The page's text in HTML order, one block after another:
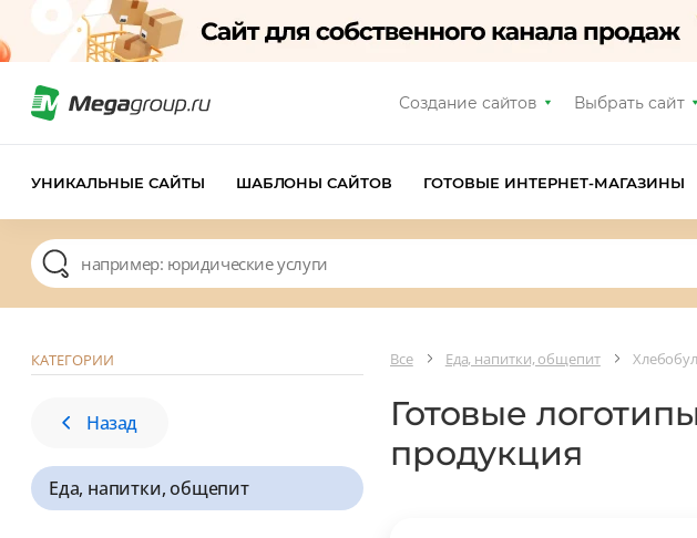
Создание сайтов Выбрать сайт
УНИКАЛЬНЫЕ САЙТЫ ШАБЛОНЫ САЙТОВ ГОТОВЫЕ ИНТЕРНЕТ-МАГАЗИНЫ
КАТЕГОРИИ
Назад
Еда, напитки, общепит
Все Еда, напитки, общепит
Готовые
продукция